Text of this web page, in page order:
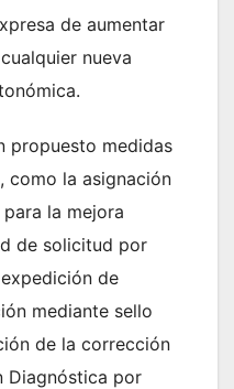
de aumentar
nueva
propuesto medidas
como la asignación
la mejora
de solicitud por
de
mediante sello
de la corrección
Diagnóstica por